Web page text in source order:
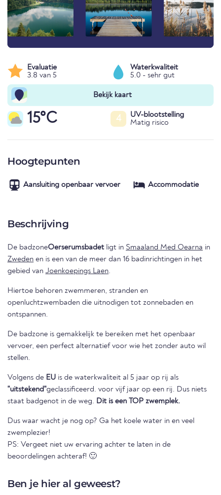
Evaluatie
3.8 van 5
Waterkwaliteit
5.0 - sehr gut
Bekijk kaart
15°C 4
UV-blootstelling
Matig risico
Hoogtepunten
Aansluiting openbaar vervoer Accommodatie
Beschrijving
De badzoneOerserumsbadet ligt in Smaaland Med Oearna in
Zweden en is een van de meer dan 16 badinrichtingen in het
gebied van Joenkoepings Laen.
Hiertoe behoren zwemmeren, stranden en
openluchtzwembaden die uitnodigen tot zonnebaden en
ontspannen.
De badzone is gemakkelijk te bereiken met het openbaar
vervoer, een perfect alternatief voor wie het zonder auto wil
stellen.
Volgens de EU is de waterkwaliteit al 5 jaar op rij als
"uitstekend"geclassificeerd. voor vijf jaar op een rij. Dus niets
staat badgenot in de weg. Dit is een TOP zwemplek.
Dus waar wacht je nog op? Ga het koele water in en veel
zwemplezier!
PS: Vergeet niet uw ervaring achter te laten in de
beoordelingen achteraf! 🙂
Ben je hier al geweest?